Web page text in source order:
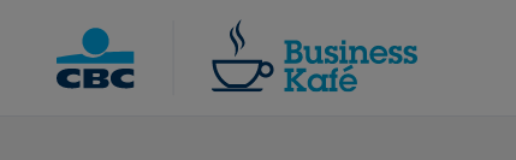
content
Chercher